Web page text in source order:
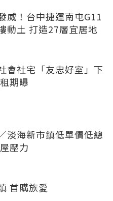
威！台中捷運南屯G11
動土 打造27層宜居地
會社宅「友忠好室」下
期曝
淡海新市鎮低單價低總
壓力
首購族愛